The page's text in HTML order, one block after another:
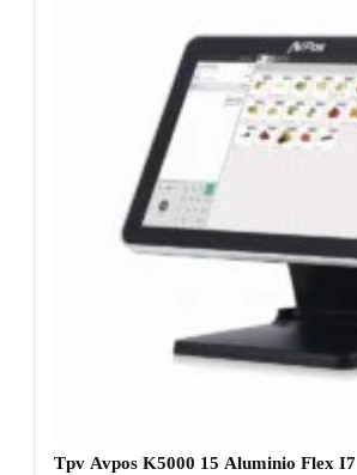
Tpv Avpos K5000 15 Aluminio Flex I7